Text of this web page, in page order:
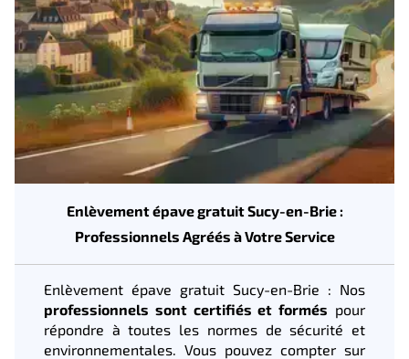
Enlèvement épave gratuit Sucy-en-Brie :
Professionnels Agréés à Votre Service
Enlèvement épave gratuit Sucy-en-Brie : Nos
professionnels sont certifiés et formés pour
répondre à toutes les normes de sécurité et
environnementales. Vous pouvez compter sur